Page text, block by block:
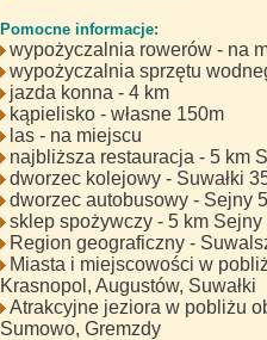
Pomocne informacje:
wypożyczalnia rowerów - na
wypożyczalnia sprzętu
jazda konna - 4 km
kąpielisko - własne 150m
las - na miejscu
najbliższa restauracja - 5 km
dworzec kolejowy - Suwałki
dworzec autobusowy - Sejny
sklep spożywczy - 5 km Sejny
Region geograficzny -
Miasta i miejscowości w
Krasnopol, Augustów, Suwałki
Atrakcyjne jeziora w pobliżu
Sumowo, Gremzdy